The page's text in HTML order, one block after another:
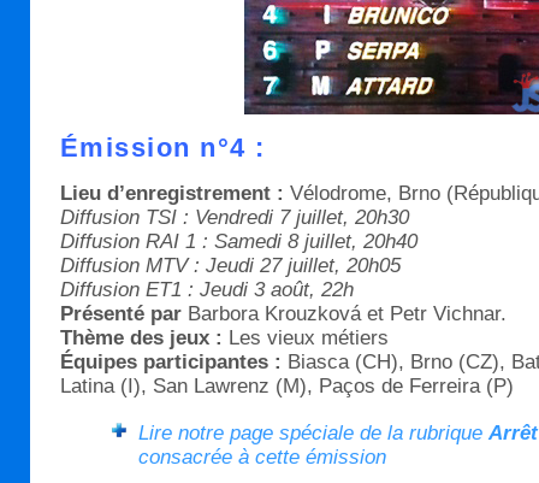
Émission n°4 :
Lieu d’enregistrement : Vélodrome, Brno
Diffusion TSI : Vendredi 7 juillet, 20h30
Diffusion RAI 1 : Samedi 8 juillet, 20h40
Diffusion MTV : Jeudi 27 juillet, 20h05
Diffusion ET1 : Jeudi 3 août, 22h
Présenté par Barbora Krouzková et Petr Vichnar.
Thème des jeux : Les vieux métiers
Équipes participantes : Biasca (CH), Brno (CZ),
Latina (I), San Lawrenz (M), Paços de Ferreira (P)
Lire notre page spéciale de la rubrique
consacrée à cette émission